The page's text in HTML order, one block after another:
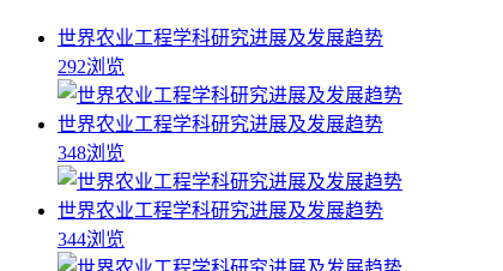
世界农业工程学科研究进展及发展趋势
292浏览
世界农业工程学科研究进展及发展趋势
348浏览
世界农业工程学科研究进展及发展趋势
344浏览